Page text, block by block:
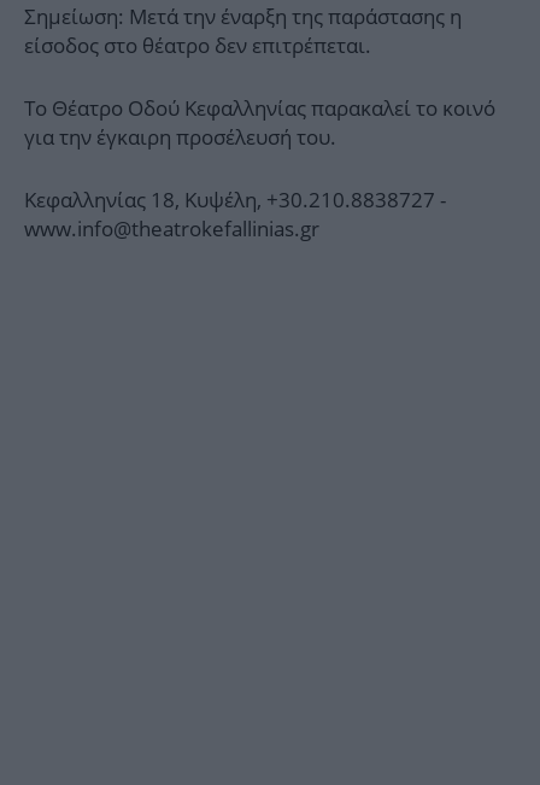
Σημείωση: Μετά την έναρξη της παράστασης η
είσοδος στο θέατρο δεν επιτρέπεται.
To Θέατρο Οδού Κεφαλληνίας παρακαλεί το κοινό
για την έγκαιρη προσέλευσή του.
Kεφαλληνίας 18, Κυψέλη, +30.210.8838727 -
www.info@theatrokefallinias.gr